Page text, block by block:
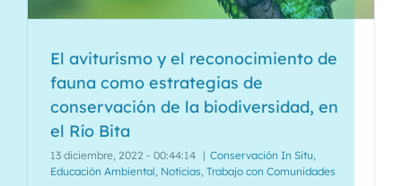
El aviturismo y el reconocimiento de
fauna como estrategias de
conservación de la biodiversidad, en
el Río Bita
13 diciembre, 2022 - 00:44:14 | Conservación In Situ,
Educación Ambiental, Noticias, Trabajo con Comunidades